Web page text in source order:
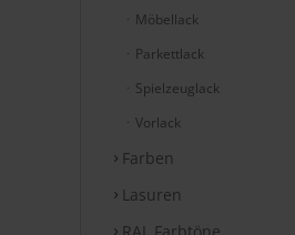
Möbellack
Parkettlack
Spielzeuglack
Vorlack
Farben
Lasuren